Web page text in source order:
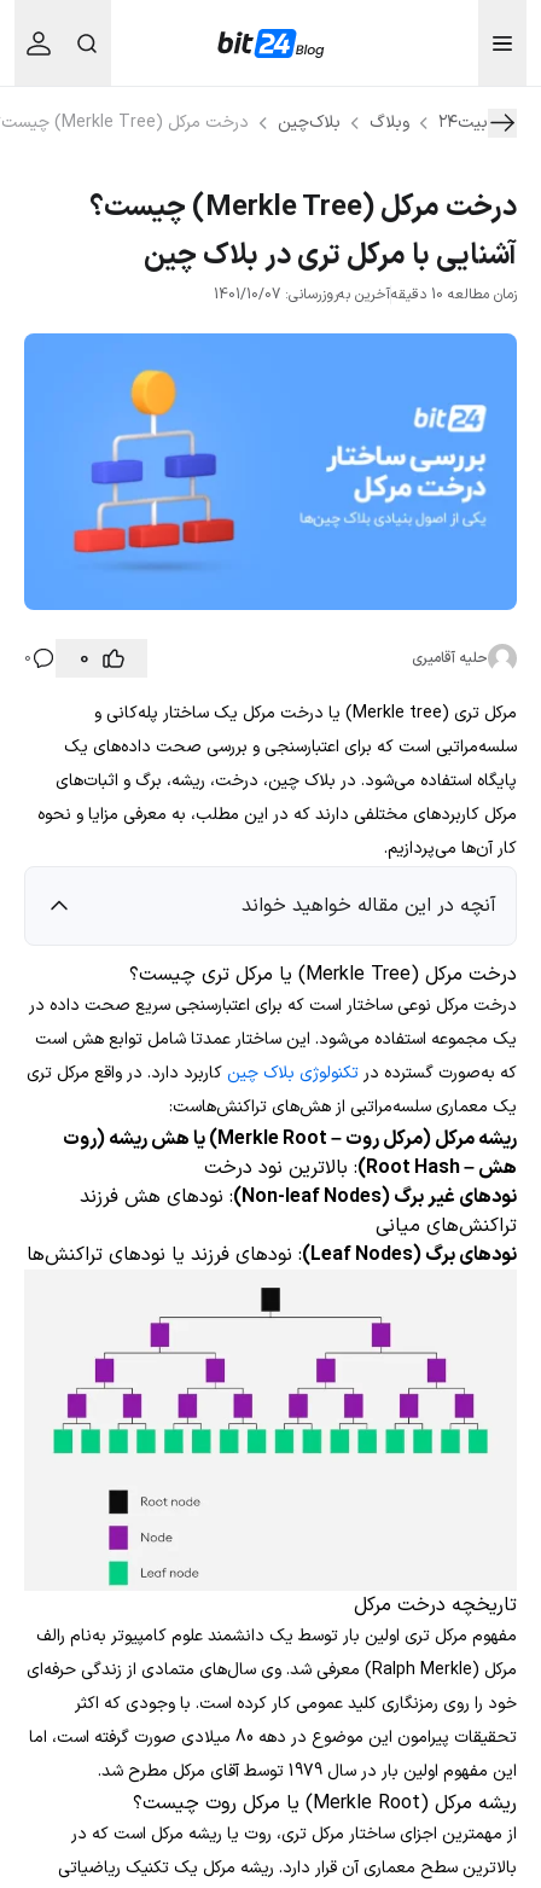
بیت۲۴ وبلاگ بلاک‌چین درخت مرکل (Merkle Tree) چیست؟ آشنایی با مرکل تری در بلاک چین
درخت مرکل (Merkle Tree) چیست؟
آشنایی با مرکل تری در بلاک چین
زمان مطالعه 10 دقیقه آخرین به‌روزرسانی: 1401/10/07
حلیه آقامیری 0
0
مرکل تری (Merkle tree) یا درخت مرکل یک ساختار پله‌کانی و
سلسه‌مراتبی است که برای اعتبارسنجی و بررسی صحت داده‌های یک
پایگاه استفاده می‌شود. در بلاک چین، درخت، ریشه، برگ و اثبات‌های
مرکل کاربردهای مختلفی دارند که در این مطلب، به معرفی مزایا و نحوه
کار آن‌ها می‌پردازیم.
آنچه در این مقاله خواهید خواند
درخت مرکل (Merkle Tree) یا مرکل تری چیست؟
درخت مرکل نوعی ساختار است که برای اعتبارسنجی سریع صحت داده در
یک مجموعه استفاده می‌شود. این ساختار عمدتا شامل توابع هش است
که به‌صورت گسترده درتکنولوژی بلاک چین کاربرد دارد. در واقع مرکل تری
یک معماری سلسه‌مراتبی از هش‌های تراکنش‌هاست:
ریشه مرکل (مرکل روت – Merkle Root) یا هش ریشه (روت
هش – Root Hash)
: بالاترین نود درخت
نودهای غیر برگ (Non-leaf Nodes)
: نودهای هش فرزند
تراکنش‌های میانی
نودهای برگ (Leaf Nodes)
: نودهای فرزند یا نودهای تراکنش‌ها
تاریخچه درخت مرکل
مفهوم مرکل تری اولین بار توسط یک دانشمند علوم کامپیوتر به‌نام رالف
مرکل (Ralph Merkle) معرفی شد. وی سال‌های متمادی از زندگی حرفه‌ای
خود را روی رمزنگاری کلید عمومی کار کرده است. با وجودی که اکثر
تحقیقات پیرامون این موضوع در دهه 80 میلادی صورت گرفته است، اما
این مفهوم اولین بار در سال 1979 توسط آقای مرکل مطرح شد.
ریشه مرکل (Merkle Root) یا مرکل روت چیست؟
از مهمترین اجزای ساختار مرکل تری، روت یا ریشه مرکل است که در
بالاترین سطح معماری آن قرار دارد. ریشه مرکل یک تکنیک ریاضیاتی